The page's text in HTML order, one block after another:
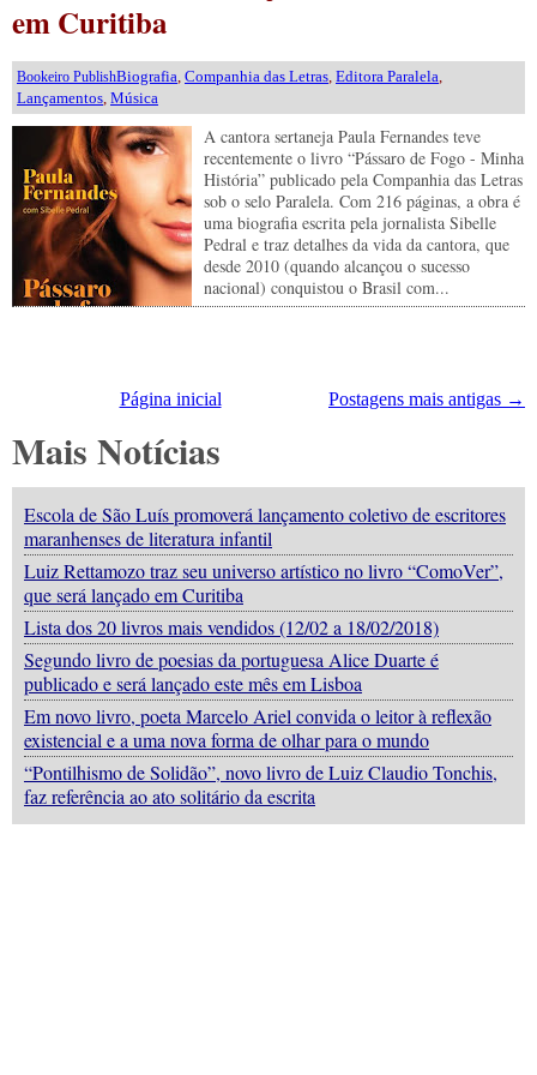
em Curitiba
Bookeiro PublishBiografia Companhia das Letras Editora Paralela
Lançamentos Música
A cantora sertaneja Paula Fernandes teve
recentemente o livro “Pássaro de Fogo - Minha
História” publicado pela Companhia das Letras
sob o selo Paralela. Com 216 páginas, a obra é
uma biografia escrita pela jornalista Sibelle
Pedral e traz detalhes da vida da cantora, que
desde 2010 (quando alcançou o sucesso
nacional) conquistou o Brasil com...
Postagens mais antigas →
Página inicial
Mais Notícias
Escola de São Luís promoverá lançamento coletivo de escritores
maranhenses de literatura infantil
Luiz Rettamozo traz seu universo artístico no livro “ComoVer”,
que será lançado em Curitiba
Lista dos 20 livros mais vendidos (12/02 a 18/02/2018)
Segundo livro de poesias da portuguesa Alice Duarte é
publicado e será lançado este mês em Lisboa
Em novo livro, poeta Marcelo Ariel convida o leitor à reflexão
existencial e a uma nova forma de olhar para o mundo
“Pontilhismo de Solidão”, novo livro de Luiz Claudio Tonchis,
faz referência ao ato solitário da escrita